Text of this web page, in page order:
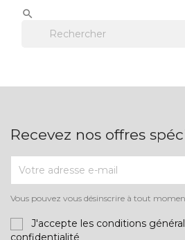

Recevez nos offres
Vous pouvez vous désinscrire à tout
J'accepte les conditions
confidentialité